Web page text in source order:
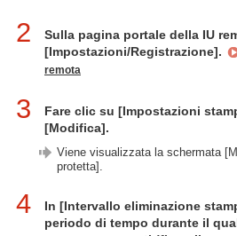
2
Sulla pagina portale della IU
[Impostazioni/Registrazione].
remota
3
Fare clic su [Impostazioni
[Modifica].
Viene visualizzata la schermata
protetta].
4
In [Intervallo eliminazione
periodo di tempo durante il